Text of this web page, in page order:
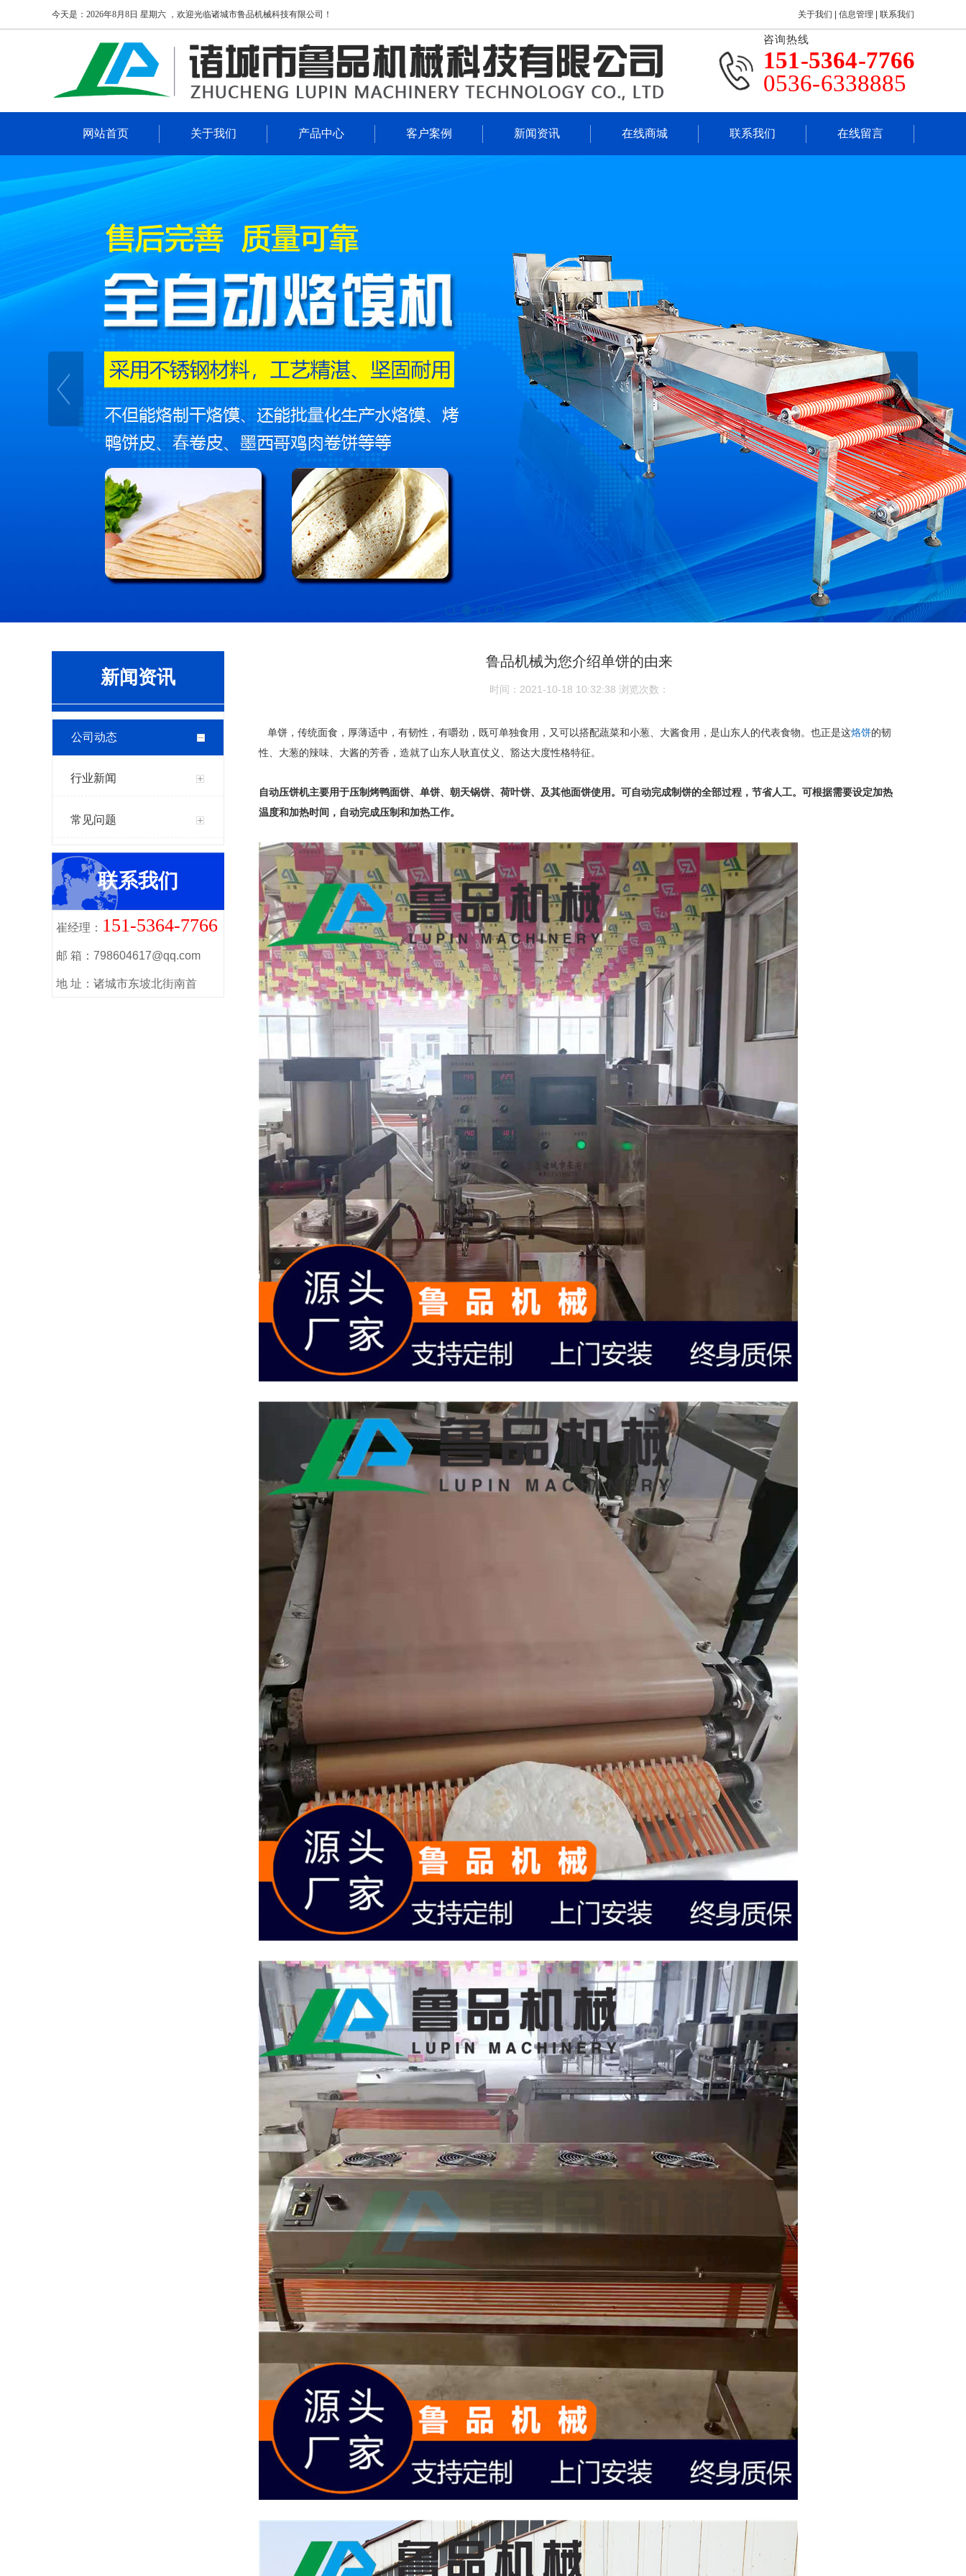
今天是：2026年8月8日 星期六 ，欢迎光临诸城市鲁品机械科技有限公司！ 关于我们 信息管理 联系我们
咨询热线
151-5364-7766
0536-6338885
网站首页 关于我们 产品中心 客户案例 新闻资讯 在线商城 联系我们 在线留言
新闻资讯
公司动态
行业新闻
常见问题
联系我们
崔经理： 151-5364-7766
邮 箱：798604617@qq.com
地 址：诸城市东坡北街南首
鲁品机械为您介绍单饼的由来
时间：2021-10-18 10:32:38 浏览次数：
单饼，传统面食，厚薄适中，有韧性，有嚼劲，既可单独食用，又可以搭配蔬菜和小葱、大酱食用，是山东人的代表食物。也正是这烙饼的韧
性、大葱的辣味、大酱的芳香，造就了山东人耿直仗义、豁达大度性格特征。
自动压饼机主要用于压制烤鸭面饼、单饼、朝天锅饼、荷叶饼、及其他面饼使用。可自动完成制饼的全部过程，节省人工。可根据需要设定加热
温度和加热时间，自动完成压制和加热工作。